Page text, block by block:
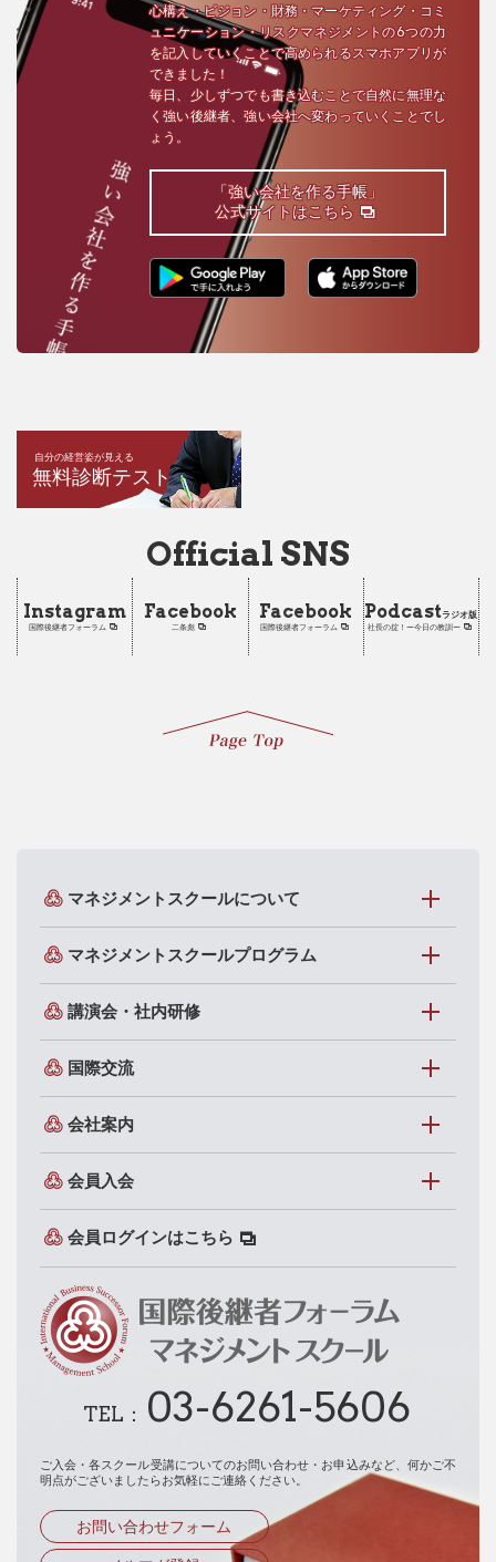
心構え・ビジョン・財務・マーケティング・コミ
ュニケーション・リスクマネジメントの6つの力
を記入していくことで高められるスマホアプリが
できました！
毎日、少しずつでも書き込むことで自然に無理な
く強い後継者、強い会社へ変わっていくことでし
ょう。
「強い会社を作る手帳」
公式サイトはこちら
自分の経営姿が見える
無料診断テスト
Official SNS
Instagram
国際後継者フォーラム
Facebook
二条彪
Facebook
国際後継者フォーラム
Podcastラジオ版
社長の掟！ー今日の教訓ー
マネジメントスクールについて
マネジメントスクールプログラム
講演会・社内研修
国際交流
会社案内
会員入会
会員ログインはこちら
TEL： 03-6261-5606
ご入会・各スクール受講についてのお問い合わせ・お申込みなど、 何かご不
明点がございましたらお気軽にご連絡ください。
お問い合わせフォーム